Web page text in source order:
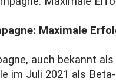
Maximale
auch bekannt
im Juli 2021 als Beta-